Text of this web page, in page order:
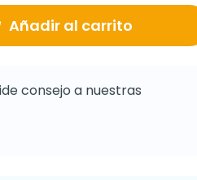
Añadir al carrito
consejo a nuestras